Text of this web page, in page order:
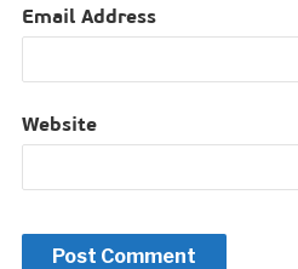
Email Address
Website